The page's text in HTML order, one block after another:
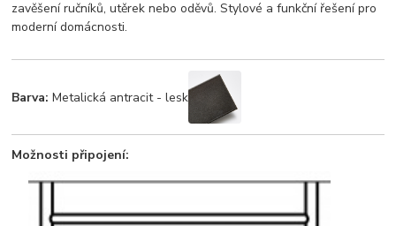
zavěšení ručníků, utěrek nebo oděvů. Stylové a funkční řešení pro
moderní domácnosti.
Barva: Metalická antracit - lesk
Možnosti připojení: